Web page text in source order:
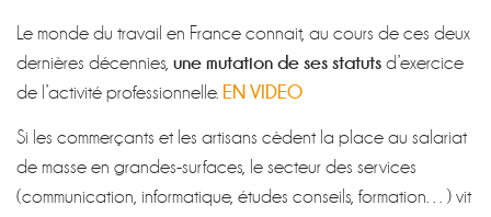
Le monde du travail en France connait, au cours de ces deux
dernières décennies, une mutation de ses statuts d’exercice
de l’activité professionnelle. EN VIDEO
Si les commerçants et les artisans cèdent la place au salariat
de masse en grandes-surfaces, le secteur des services
(communication, informatique, études conseils, formation…) vit